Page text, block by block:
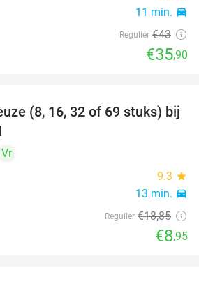
11 min. directions_car
Regulier €43
€35,90
53%
(8, 16, 32 of 69 stuks) bij
Vr
9.3 star
13 min. directions_car
Regulier €18,85
€8,95